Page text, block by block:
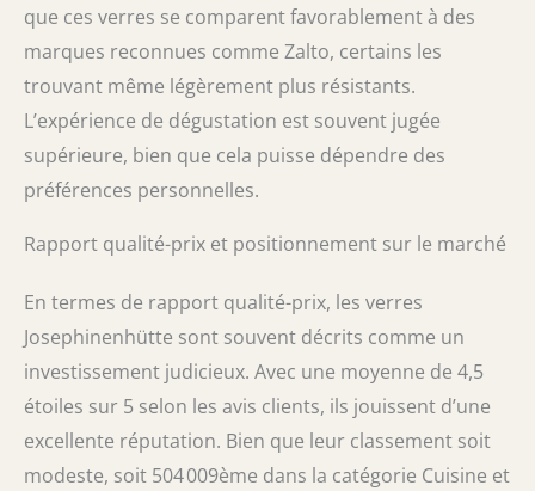
que ces verres se comparent favorablement à des
marques reconnues comme Zalto, certains les
trouvant même légèrement plus résistants.
L’expérience de dégustation est souvent jugée
supérieure, bien que cela puisse dépendre des
préférences personnelles.
Rapport qualité-prix et positionnement sur le marché
En termes de rapport qualité-prix, les verres
Josephinenhütte sont souvent décrits comme un
investissement judicieux. Avec une moyenne de 4,5
étoiles sur 5 selon les avis clients, ils jouissent d’une
excellente réputation. Bien que leur classement soit
modeste, soit 504 009ème dans la catégorie Cuisine et